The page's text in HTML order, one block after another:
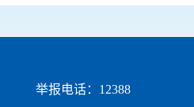
举报电话：12388